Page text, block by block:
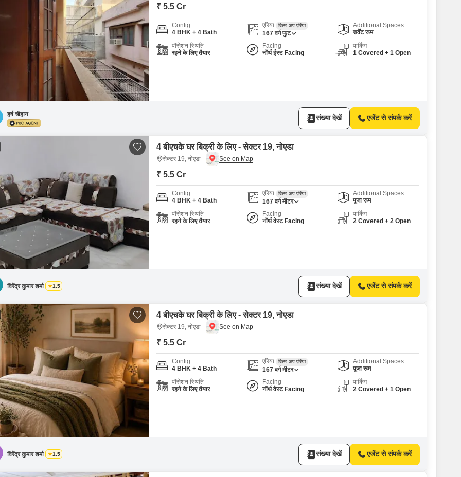
₹ 5.5 Cr
Config
4 BHK + 4 Bath
एरिया बिल्ट-अप एरिया
167 वर्ग फुट
Additional Spaces
सर्वेंट रूम
पॉसेशन स्थिति
रहने के लिए तैयार
Facing
नॉर्थ ईस्ट Facing
पार्किंग
1 Covered + 1 Open
हर्ष चौहान संख्या देखें एजेंट से संपर्क करें
4 बीएचके घर बिक्री के लिए - सेक्टर 19, नोएडा
सेक्टर 19, नोएडा
₹ 5.5 Cr
Config
4 BHK + 4 Bath
एरिया बिल्ट-अप एरिया
167 वर्ग मीटर
Additional Spaces
पूजा रूम
पॉसेशन स्थिति
रहने के लिए तैयार
Facing
नॉर्थ वेस्ट Facing
पार्किंग
2 Covered + 2 Open
विरेंद्र कुमार शर्मा 1.5 संख्या देखें एजेंट से संपर्क करें
4 बीएचके घर बिक्री के लिए - सेक्टर 19, नोएडा
सेक्टर 19, नोएडा
₹ 5.5 Cr
Config
4 BHK + 4 Bath
एरिया बिल्ट-अप एरिया
167 वर्ग मीटर
Additional Spaces
पूजा रूम
पॉसेशन स्थिति
रहने के लिए तैयार
Facing
नॉर्थ वेस्ट Facing
पार्किंग
2 Covered + 1 Open
विरेंद्र कुमार शर्मा 1.5 संख्या देखें एजेंट से संपर्क करें